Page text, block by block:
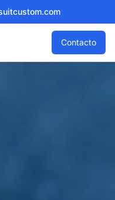
Contacto